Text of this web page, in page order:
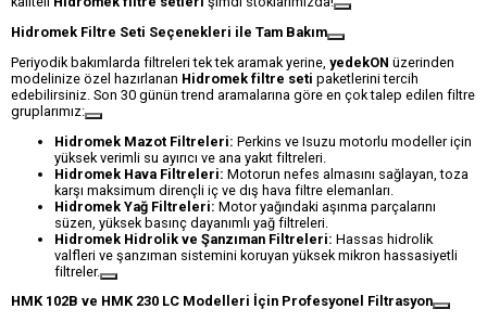
Hidromek Filtre Seti Seçenekleri ile Tam Bakım
Periyodik bakımlarda filtreleri tek tek aramak yerine, yedekON üzerinden
modelinize özel hazırlanan Hidromek filtre seti paketlerini tercih
edebilirsiniz. Son 30 günün trend aramalarına göre en çok talep edilen filtre
gruplarımız:
Hidromek Mazot Filtreleri: Perkins ve Isuzu motorlu modeller için
yüksek verimli su ayırıcı ve ana yakıt filtreleri.
Hidromek Hava Filtreleri: Motorun nefes almasını sağlayan, toza
karşı maksimum dirençli iç ve dış hava filtre elemanları.
Hidromek Yağ Filtreleri: Motor yağındaki aşınma parçalarını
süzen, yüksek basınç dayanımlı yağ filtreleri.
Hidromek Hidrolik ve Şanzıman Filtreleri: Hassas hidrolik
valfleri ve şanzıman sistemini koruyan yüksek mikron hassasiyetli
filtreler.
HMK 102B ve HMK 230 LC Modelleri İçin Profesyonel Filtrasyon